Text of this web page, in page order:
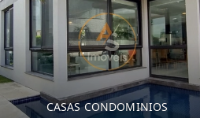
CASAS CONDOMINIOS